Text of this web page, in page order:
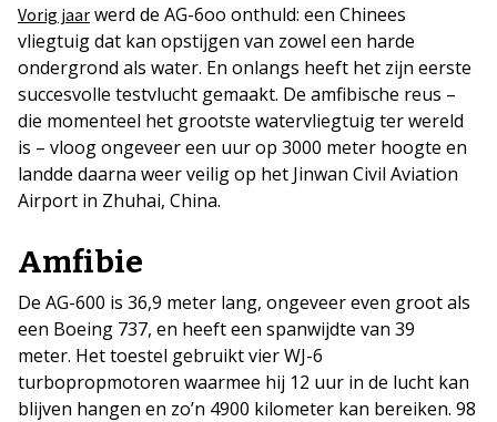
Vorig jaar werd de AG-6oo onthuld: een Chinees
vliegtuig dat kan opstijgen van zowel een harde
ondergrond als water. En onlangs heeft het zijn eerste
succesvolle testvlucht gemaakt. De amfibische reus –
die momenteel het grootste watervliegtuig ter wereld
is – vloog ongeveer een uur op 3000 meter hoogte en
landde daarna weer veilig op het Jinwan Civil Aviation
Airport in Zhuhai, China.
Amfibie
De AG-600 is 36,9 meter lang, ongeveer even groot als
een Boeing 737, en heeft een spanwijdte van 39
meter. Het toestel gebruikt vier WJ-6
turbopropmotoren waarmee hij 12 uur in de lucht kan
blijven hangen en zo’n 4900 kilometer kan bereiken. 98